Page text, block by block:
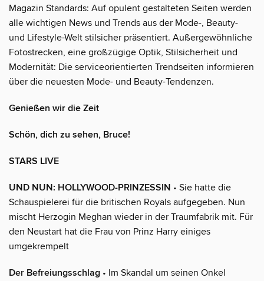
Magazin Standards: Auf opulent gestalteten Seiten werden
alle wichtigen News und Trends aus der Mode-, Beauty-
und Lifestyle-Welt stilsicher präsentiert. Außergewöhnliche
Fotostrecken, eine großzügige Optik, Stilsicherheit und
Modernität: Die serviceorientierten Trendseiten informieren
über die neuesten Mode- und Beauty-Tendenzen.
Genießen wir die Zeit
Schön, dich zu sehen, Bruce!
STARS LIVE
UND NUN: HOLLYWOOD-PRINZESSIN • Sie hatte die
Schauspielerei für die britischen Royals aufgegeben. Nun
mischt Herzogin Meghan wieder in der Traumfabrik mit. Für
den Neustart hat die Frau von Prinz Harry einiges
umgekrempelt
Der Befreiungsschlag • Im Skandal um seinen Onkel